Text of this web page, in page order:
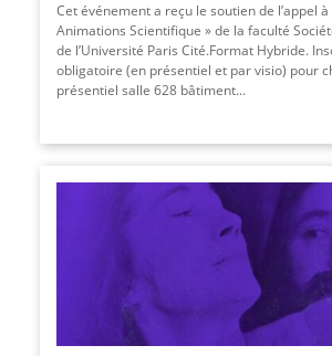
Cet événement a reçu le soutien de l’appel
Animations Scientifique » de la faculté
de l’Université Paris Cité.Format Hybride.
obligatoire (en présentiel et par visio) pour
présentiel salle 628 bâtiment...